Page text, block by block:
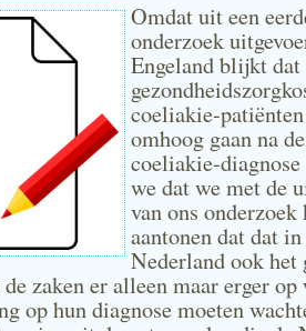
Omdat uit een
onderzoek
Engeland blijkt dat
coeliakie-
omhoog gaan na de
coeliakie-diagnose
we dat we met de
van ons onderzoek
aantonen dat dat in
Nederland ook het
zaken er alleen maar erger op
op hun diagnose moeten